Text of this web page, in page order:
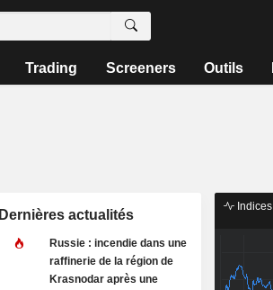
Trading Screeners Outils
Dernières actualités
Russie : incendie dans une
raffinerie de la région de
Krasnodar après une
Indices